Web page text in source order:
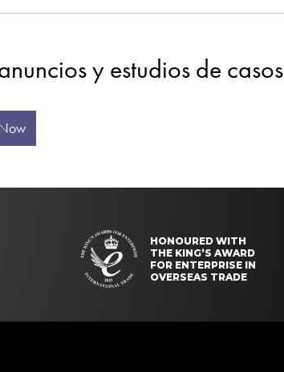
y estudios de casos
HONOURED WITH
THE KING’S AWARD
FOR ENTERPRISE IN
OVERSEAS TRADE